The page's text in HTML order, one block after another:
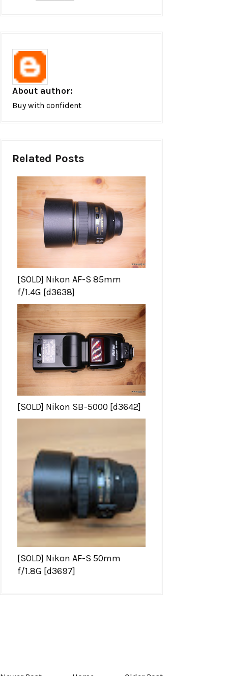
About author:
Buy with confident
Related Posts
[SOLD] Nikon AF-S 85mm
f/1.4G [d3638]
[SOLD] Nikon SB-5000 [d3642]
[SOLD] Nikon AF-S 50mm
f/1.8G [d3697]